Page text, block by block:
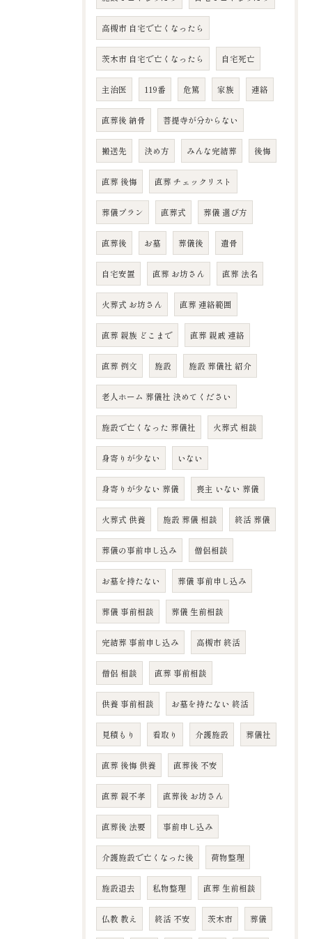
高槻市 自宅で亡くなったら
茨木市 自宅で亡くなったら 自宅死亡
主治医 119番 危篤 家族 連絡
直葬後 納骨 菩提寺が分からない
搬送先 決め方 みんな完結葬 後悔
直葬 後悔 直葬 チェックリスト
葬儀プラン 直葬式 葬儀 選び方
直葬後 お墓 葬儀後 遺骨
自宅安置 直葬 お坊さん 直葬 法名
火葬式 お坊さん 直葬 連絡範囲
直葬 親族 どこまで 直葬 親戚 連絡
直葬 例文 施設 施設 葬儀社 紹介
老人ホーム 葬儀社 決めてください
施設で亡くなった 葬儀社 火葬式 相談
身寄りが少ない いない
身寄りが少ない 葬儀 喪主 いない 葬儀
火葬式 供養 施設 葬儀 相談 終活 葬儀
葬儀の事前申し込み 僧侶相談
お墓を持たない 葬儀 事前申し込み
葬儀 事前相談 葬儀 生前相談
完結葬 事前申し込み 高槻市 終活
僧侶 相談 直葬 事前相談
供養 事前相談 お墓を持たない 終活
見積もり 看取り 介護施設 葬儀社
直葬 後悔 供養 直葬後 不安
直葬 親不孝 直葬後 お坊さん
直葬後 法要 事前申し込み
介護施設で亡くなった後 荷物整理
施設退去 私物整理 直葬 生前相談
仏教 教え 終活 不安 茨木市 葬儀